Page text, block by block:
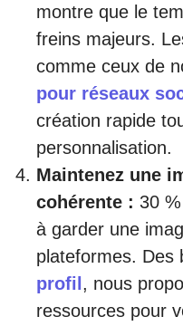
montre que le
freins majeurs.
comme ceux de
pour réseaux
création rapide
personnalisation.
Maintenez une
cohérente : 30
à garder une
plateformes. Des
profil , nous
ressources pour